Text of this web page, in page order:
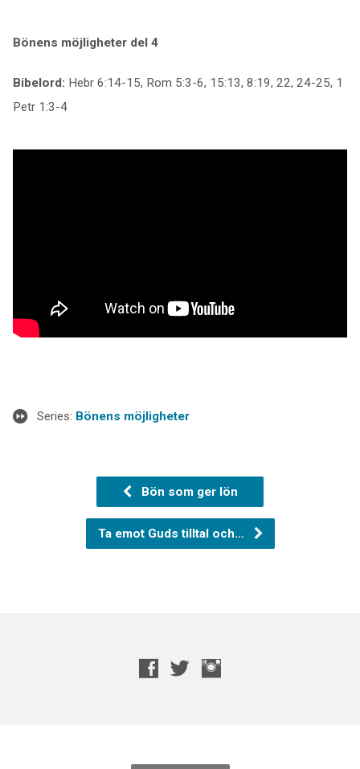
Bönens möjligheter del 4
Bibelord: Hebr 6:14-15, Rom 5:3-6, 15:13, 8:19, 22, 24-25, 1
Petr 1:3-4
Series: Bönens möjligheter
Bön som ger lön
Ta emot Guds tilltal och…